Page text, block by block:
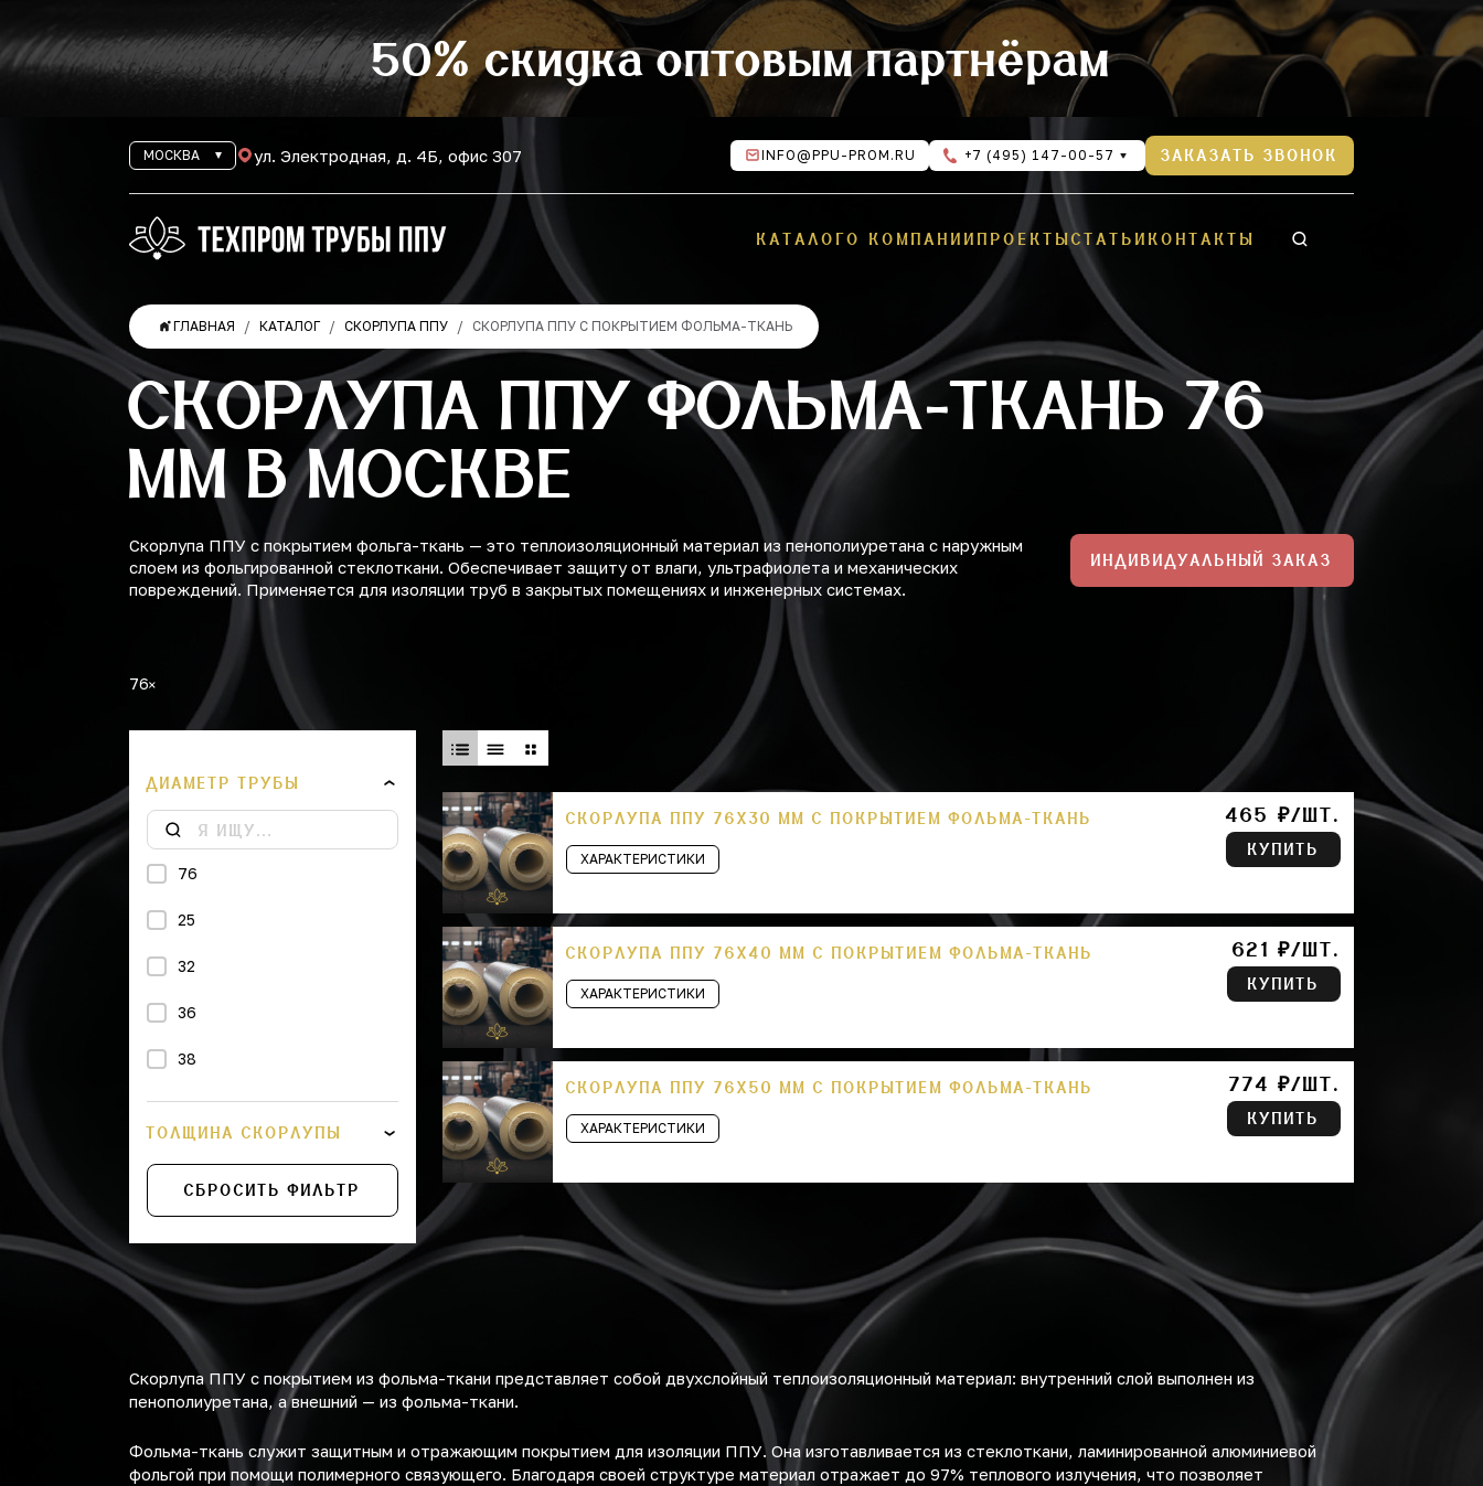
50% скидка оптовым партнёрам
МОСКВА ул. Электродная, д. 4Б, офис 307 INFO@PPU-PROM.RU +7 (495) 147-00-57 ЗАКАЗАТЬ ЗВОНОК
КАТАЛОГО КОМПАНИИ ПРОЕКТЫСТАТЬИ КОНТАКТЫ
ГЛАВНАЯ КАТАЛОГ СКОРЛУПА ППУ СКОРЛУПА ППУ С ПОКРЫТИЕМ ФОЛЬМА-ТКАНЬ
СКОРЛУПА ППУ ФОЛЬМА-ТКАНЬ 76
ММ В МОСКВЕ
Скорлупа ППУ с покрытием фольга-ткань — это теплоизоляционный материал из пенополиуретана с наружным
слоем из фольгированной стеклоткани. Обеспечивает защиту от влаги, ультрафиолета и механических
повреждений. Применяется для изоляции труб в закрытых помещениях и инженерных системах.
ИНДИВИДУАЛЬНЫЙ ЗАКАЗ
76
ДИАМЕТР ТРУБЫ
76
25
32
36
38
43
48
57
89
108
114
159
ТОЛЩИНА СКОРЛУПЫ
СБРОСИТЬ ФИЛЬТР
СКОРЛУПА ППУ 76Х30 ММ С ПОКРЫТИЕМ ФОЛЬМА-ТКАНЬ
ХАРАКТЕРИСТИКИ
465 ₽/ШТ.
КУПИТЬ
СКОРЛУПА ППУ 76Х40 ММ С ПОКРЫТИЕМ ФОЛЬМА-ТКАНЬ
ХАРАКТЕРИСТИКИ
621 ₽/ШТ.
КУПИТЬ
СКОРЛУПА ППУ 76Х50 ММ С ПОКРЫТИЕМ ФОЛЬМА-ТКАНЬ
ХАРАКТЕРИСТИКИ
774 ₽/ШТ.
КУПИТЬ
Скорлупа ППУ с покрытием из фольма-ткани представляет собой двухслойный теплоизоляционный материал: внутренний слой выполнен из
пенополиуретана, а внешний — из фольма-ткани.
Фольма-ткань служит защитным и отражающим покрытием для изоляции ППУ. Она изготавливается из стеклоткани, ламинированной алюминиевой
фольгой при помощи полимерного связующего. Благодаря своей структуре материал отражает до 97% теплового излучения, что позволяет